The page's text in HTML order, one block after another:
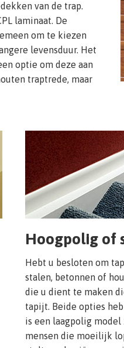
van de trap.
laminaat. De
om te kiezen
levensduur. Het
optie om deze aan
traptrede, maar
Hoogpolig of
Hebt u besloten om
stalen, betonnen of
die u dient te maken
tapijt. Beide opties
is een laagpolig
mensen die moeilijk